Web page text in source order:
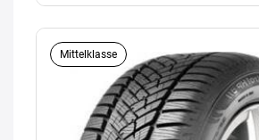
Mittelklasse